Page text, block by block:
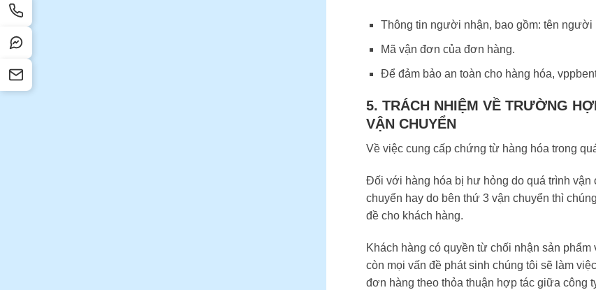
Thông tin người nhận, bao gồm: tên
Mã vận đơn của đơn hàng.
Để đảm bảo an toàn cho hàng hóa,
5. TRÁCH NHIỆM VỀ TRƯỜNG
VẬN CHUYỂN
Về việc cung cấp chứng từ hàng hóa trong
Đối với hàng hóa bị hư hỏng do quá trình
chuyển hay do bên thứ 3 vận chuyển thì
đề cho khách hàng.
Khách hàng có quyền từ chối nhận sản phẩm
còn mọi vấn đề phát sinh chúng tôi sẽ làm
đơn hàng theo thỏa thuận hợp tác giữa công